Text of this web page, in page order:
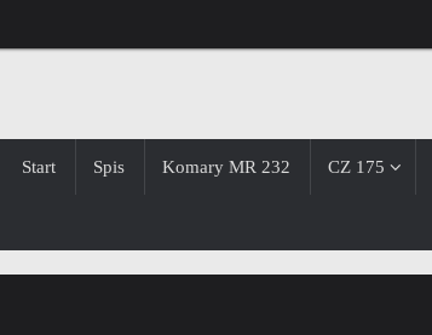
Start Spis Komary MR 232 CZ 175